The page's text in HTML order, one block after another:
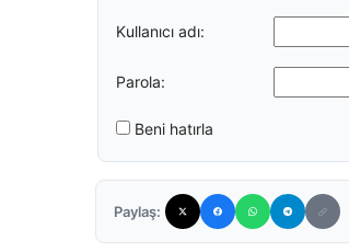
Kullanıcı adı:
Parola:
Beni hatırla
Paylaş: